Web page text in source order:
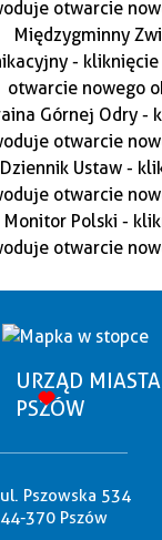
URZĄD MIASTA
PSZÓW
ul. Pszowska 534
44-370 Pszów